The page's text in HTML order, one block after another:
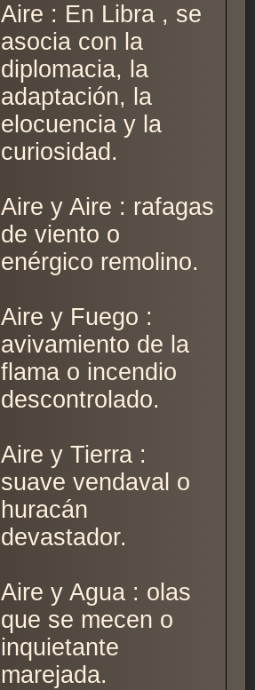
Aire : En Libra , se
asocia con la
diplomacia, la
adaptación, la
elocuencia y la
curiosidad.
Aire y Aire : rafagas
de viento o
enérgico remolino.
Aire y Fuego :
avivamiento de la
flama o incendio
descontrolado.
Aire y Tierra :
suave vendaval o
huracán
devastador.
Aire y Agua : olas
que se mecen o
inquietante
marejada.